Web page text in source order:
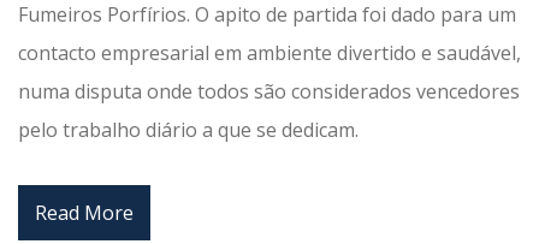
Fumeiros Porfírios. O apito de partida foi dado para um
contacto empresarial em ambiente divertido e saudável,
numa disputa onde todos são considerados vencedores
pelo trabalho diário a que se dedicam.
Read More